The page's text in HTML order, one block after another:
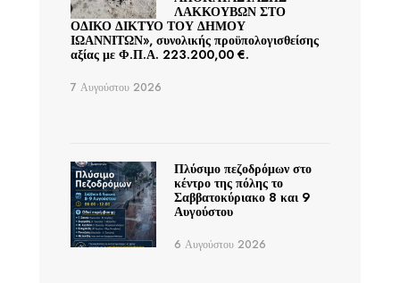
ΛΑΚΚΟΥΒΩΝ ΣΤΟ
ΟΔΙΚΟ ΔΙΚΤΥΟ ΤΟΥ ΔΗΜΟΥ
ΙΩΑΝΝΙΤΩΝ», συνολικής προϋπολογισθείσης
αξίας με Φ.Π.Α. 223.200,00 €.
7 Αυγούστου 2026
Πλύσιμο πεζοδρόμων στο
κέντρο της πόλης το
Σαββατοκύριακο 8 και 9
Αυγούστου
6 Αυγούστου 2026